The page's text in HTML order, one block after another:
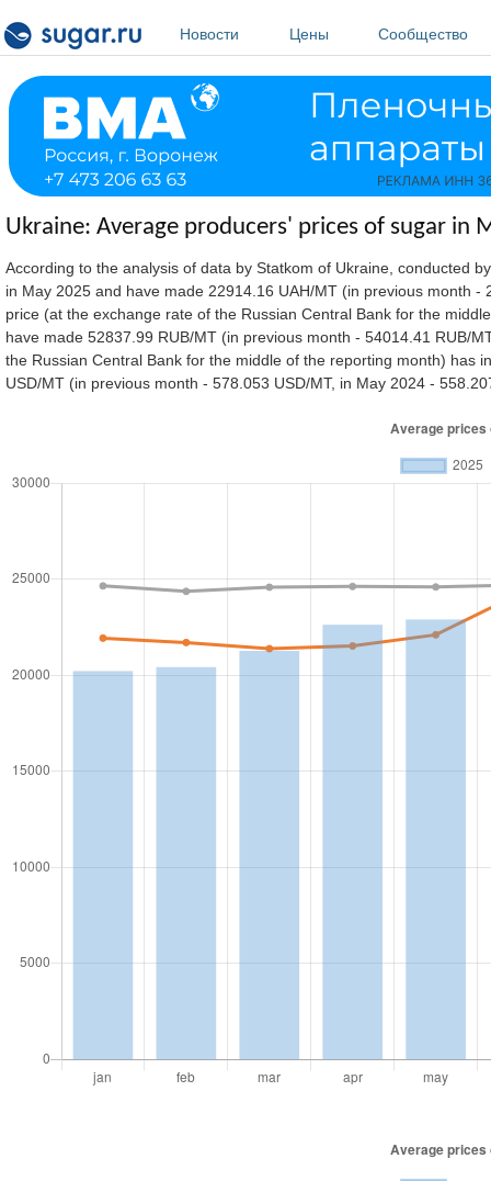
Новости
Цены Сообщество
Ukraine: Average producers' prices of sugar in
According to the analysis of data by Statkom of Ukraine, conducted
in May 2025 and have made 22914.16 UAH/MT (in previous month
price (at the exchange rate of the Russian Central Bank for the
have made 52837.99 RUB/MT (in previous month - 54014.41 RUB/
the Russian Central Bank for the middle of the reporting month) has
USD/MT (in previous month - 578.053 USD/MT, in May 2024 -